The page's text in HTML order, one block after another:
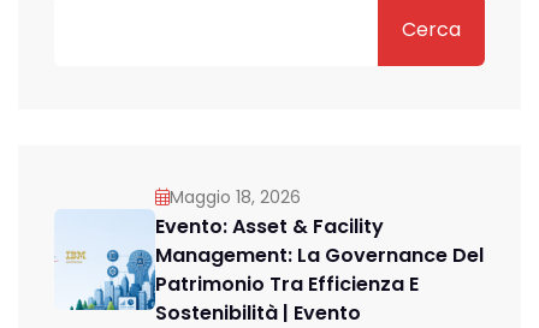
Cerca
Maggio 18, 2026
Evento: Asset & Facility
Management: La Governance Del
Patrimonio Tra Efficienza E
Sostenibilità | Evento